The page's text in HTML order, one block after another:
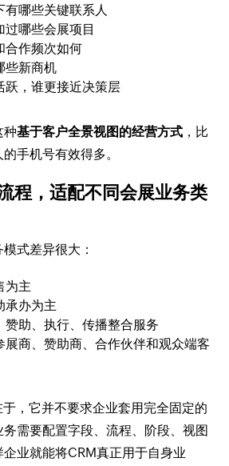
有哪些关键联系人
哪些会展项目
合作频次如何
些新商机
跃，谁更接近决策层
种基于客户全景视图的经营方式 ，比
手机号有效得多。
程，适配不同会展业务类
式差异很大：
为主
承办为主
赞助、执行、传播整合服务
展商、赞助商、合作伙伴和观众端客
，它并不要求企业套用完全固定的
需要配置字段、流程、阶段、视图
业就能将CRM真正用于自身业